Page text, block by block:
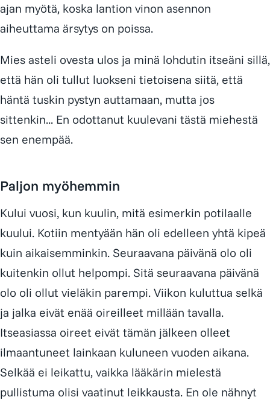
ajan myötä, koska lantion vinon asennon
aiheuttama ärsytys on poissa.
Mies asteli ovesta ulos ja minä lohdutin itseäni sillä,
että hän oli tullut luokseni tietoisena siitä, että
häntä tuskin pystyn auttamaan, mutta jos
sittenkin... En odottanut kuulevani tästä miehestä
sen enempää.
Paljon myöhemmin
Kului vuosi, kun kuulin, mitä esimerkin potilaalle
kuului. Kotiin mentyään hän oli edelleen yhtä kipeä
kuin aikaisemminkin. Seuraavana päivänä olo oli
kuitenkin ollut helpompi. Sitä seuraavana päivänä
olo oli ollut vieläkin parempi. Viikon kuluttua selkä
ja jalka eivät enää oireilleet millään tavalla.
Itseasiassa oireet eivät tämän jälkeen olleet
ilmaantuneet lainkaan kuluneen vuoden aikana.
Selkää ei leikattu, vaikka lääkärin mielestä
pullistuma olisi vaatinut leikkausta. En ole nähnyt